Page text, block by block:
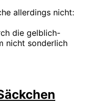
allerdings nicht:
die gelblich-
nicht sonderlich